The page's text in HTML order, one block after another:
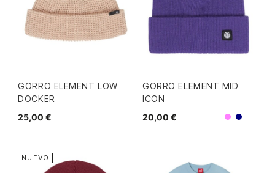
GORRO ELEMENT LOW
DOCKER
25,00 €
GORRO ELEMENT MID
ICON
20,00 €
Morado
Navy
NUEVO